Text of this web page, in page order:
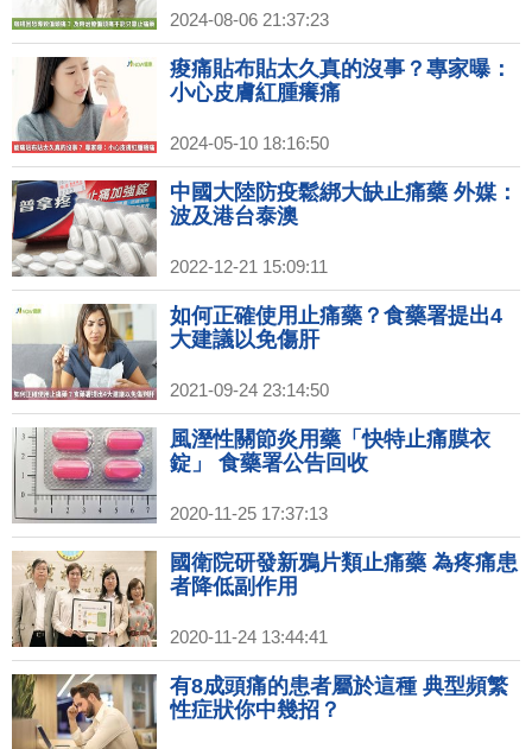
2024-08-06 21:37:23
痠痛貼布貼太久真的沒事？專家曝：
小心皮膚紅腫癢痛
2024-05-10 18:16:50
中國大陸防疫鬆綁大缺止痛藥 外媒：
波及港台泰澳
2022-12-21 15:09:11
如何正確使用止痛藥？食藥署提出4
大建議以免傷肝
2021-09-24 23:14:50
風溼性關節炎用藥「快特止痛膜衣
錠」 食藥署公告回收
2020-11-25 17:37:13
國衛院研發新鴉片類止痛藥 為疼痛患
者降低副作用
2020-11-24 13:44:41
有8成頭痛的患者屬於這種 典型頻繁
性症狀你中幾招？